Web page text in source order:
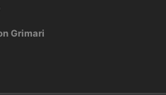
Grimari